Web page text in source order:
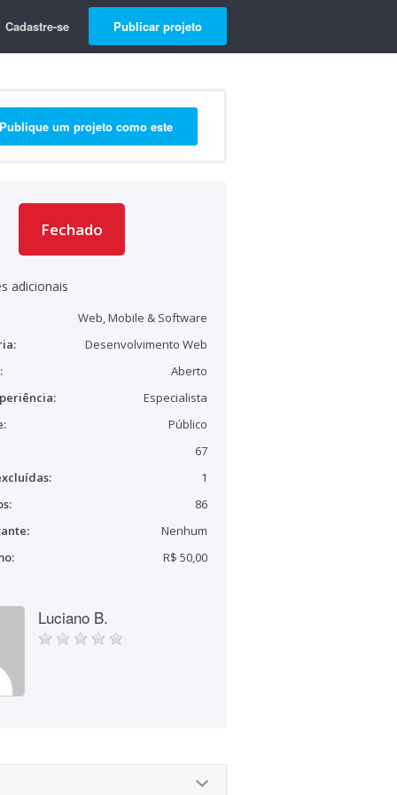
Cadastre-se Publicar projeto
Publique um projeto como este
Fechado
adicionais
Web, Mobile & Software
Desenvolvimento Web
Aberto
Especialista
Público
67
1
86
Nenhum
R$ 50,00
Luciano B.